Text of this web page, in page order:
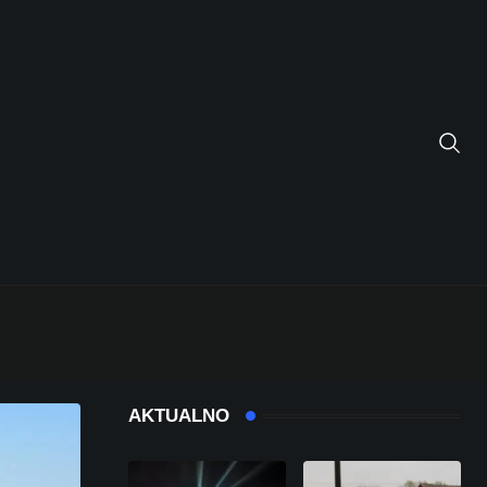
AKTUALNO